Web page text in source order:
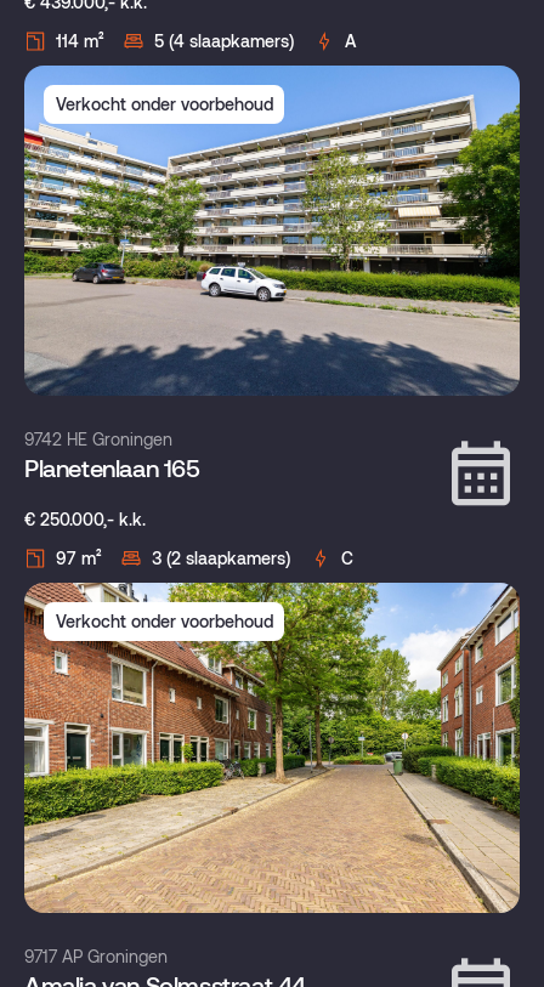
114 m²
5 (4 slaapkamers) A
Verkocht onder voorbehoud
9742 HE Groningen
Planetenlaan 165
€ 250.000,- k.k.
97 m²
3 (2 slaapkamers) C
Verkocht onder voorbehoud
9717 AP Groningen